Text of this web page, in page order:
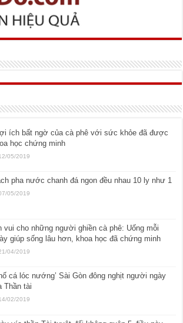
ích bất ngờ của cà phê với sức khỏe đã được
học chứng minh
05/2019
pha nước chanh đá ngon đều nhau 10 ly như 1
05/2019
vui cho những người ghiền cà phê: Uống mỗi
giúp sống lâu hơn, khoa học đã chứng minh
04/2019
cá lóc nướng’ Sài Gòn đông nghịt người ngày
Thần tài
02/2019